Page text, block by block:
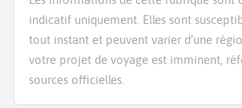
indicatif uniquement. Elles sont
tout instant et peuvent varier d’une
votre projet de voyage est imminent,
sources officielles.